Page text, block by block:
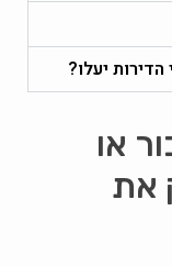
יעלו?
או
את